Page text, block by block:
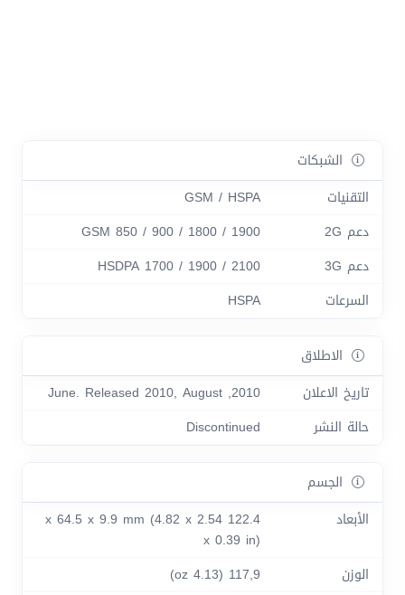
الشبكات
التقنيات
GSM / HSPA
دعم 2G
GSM 850 / 900 / 1800 / 1900
دعم 3G
HSDPA 1700 / 1900 / 2100
السرعات
HSPA
الاطلاق
تاريخ الاعلان
2010, June. Released 2010, August
حالة النشر
Discontinued
الجسم
الأبعاد
122.4 x 64.5 x 9.9 mm (4.82 x 2.54
x 0.39 in)
الوزن
117,9 (4.13 oz)